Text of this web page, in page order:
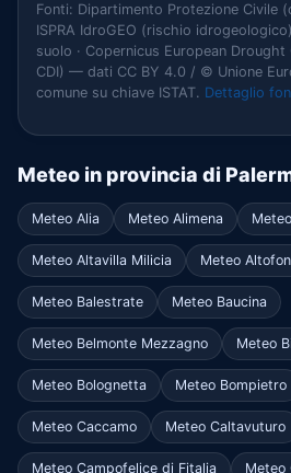
Fonti: Dipartimento Protezione Civile
ISPRA IdroGEO (rischio
suolo · Copernicus European
CDI) — dati CC BY 4.0 / © Unione
comune su chiave ISTAT. Dettaglio
Meteo in provincia di
Meteo Alia Meteo Alimena
Meteo Altavilla Milicia Meteo
Meteo Balestrate Meteo Baucina
Meteo Belmonte Mezzagno Meteo
Meteo Bolognetta Meteo Bompietro
Meteo Caccamo Meteo Caltavuturo
Meteo Campofelice di Fitalia Meteo